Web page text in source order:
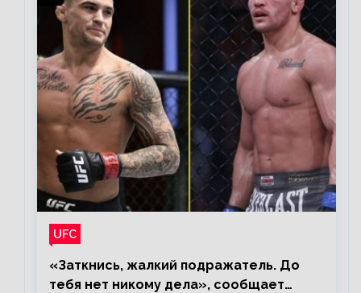
UFC
«Заткнись, жалкий подражатель. До
тебя нет никому дела», сообщает